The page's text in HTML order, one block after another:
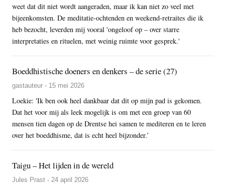
weet dat dit niet wordt aangeraden, maar ik kan niet zo veel met
bijeenkomsten. De meditatie-ochtenden en weekend-retraites die ik
heb bezocht, leverden mij vooral 'ongeloof op – over starre
interpretaties en rituelen, met weinig ruimte voor gesprek.'
Boeddhistische doeners en denkers – de serie (27)
gastauteur - 15 mei 2026
Loekie: 'Ik ben ook heel dankbaar dat dit op mijn pad is gekomen.
Dat het voor mij als leek mogelijk is om met een groep van 60
mensen tien dagen op de Drentse hei samen te mediteren en te leren
over het boeddhisme, dat is echt heel bijzonder.’
Taigu – Het lijden in de wereld
Jules Prast - 24 april 2026